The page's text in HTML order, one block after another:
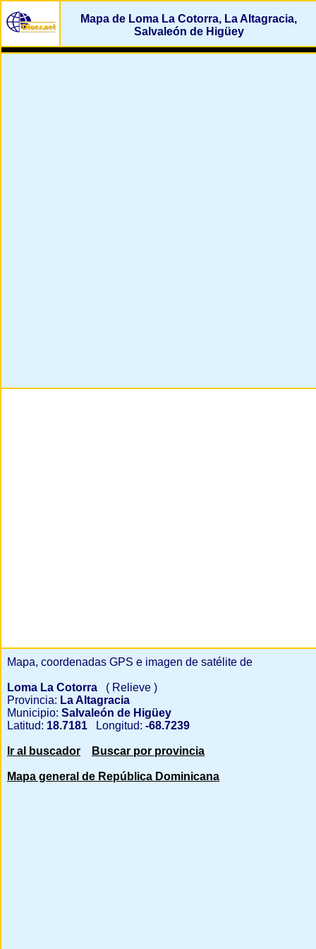
Mapa de Loma La Cotorra, La Altagracia,
Salvaleón de Higüey
Mapa, coordenadas GPS e imagen de satélite de
Loma La Cotorra
( Relieve )
Provincia: La Altagracia
Municipio: Salvaleón de Higüey
Latitud: 18.7181 Longitud: -68.7239
Ir al buscador Buscar por provincia
Mapa general de República Dominicana